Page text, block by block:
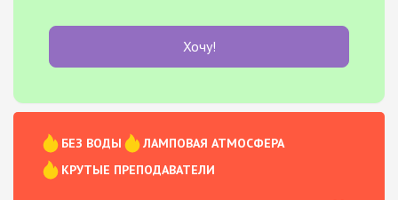
Хочу!
БЕЗ ВОДЫ
ЛАМПОВАЯ АТМОСФЕРА
КРУТЫЕ ПРЕПОДАВАТЕЛИ